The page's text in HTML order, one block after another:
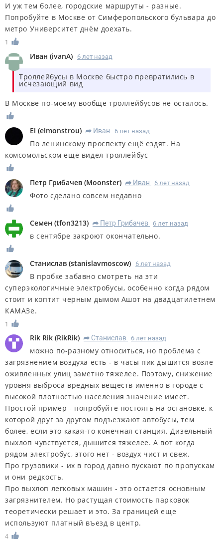
И уж тем более, городские маршруты - разные.
Попробуйте в Москве от Симферопольского бульвара до
метро Университет днём доехать.
1
Иван (ivanA) 6 лет назад
Троллейбусы в Москве быстро превратились в
исчезающий вид
В Москве по-моему вообще троллейбусов не осталось.
El (elmonstrou) R Иван 6 лет назад
По ленинскому проспекту ещё ездят. На
комсомольском ещё видел троллейбус
Петр Грибачев (Moonster) R Иван 6 лет назад
Фото сделано совсем недавно
Семен (tfon3213) R Петр Грибачев 6 лет назад
в сентябре закроют окончательно.
Станислав (stanislavmoscow) 6 лет назад
В пробке забавно смотреть на эти
суперэкологичные электробусы, особенно когда рядом
стоит и коптит черным дымом Ашот на двадцатилетнем
КАМАЗе.
1
Rik Rik (RikRik) R Станислав 6 лет назад
можно по-разному относиться, но проблема с
загрязнением воздуха есть - в часы пик дышится возле
оживленных улиц заметно тяжелее. Поэтому, снижение
уровня выброса вредных веществ именно в городе с
высокой плотностью населения значение имеет.
Простой пример - попробуйте постоять на остановке, к
которой друг за другом подъезжают автобусы, тем
более, если это какая-то конечная станция. Дизельный
выхлоп чувствуется, дышится тяжелее. А вот когда
рядом электробус, этого нет - воздух чист и свеж.
Про грузовики - их в город давно пускают по пропускам
и они редкость.
Про выхлоп легковых машин - это остается основным
загрязнителем. Но растущая стоимость парковок
теоретически решает и это. За границей еще
используют платный въезд в центр.
4